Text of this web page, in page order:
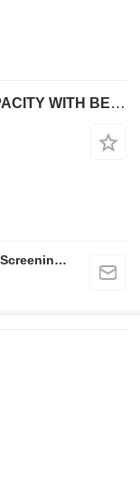
FABO CEMENT SILOS IN EACH CAPACITY WITH BEST QUALITY
FABO Mobile & Stationary Crushing and Screening Plants | Concrete Batching Plants Manufacturer